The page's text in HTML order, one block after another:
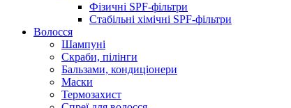
Фізичні SPF-фільтри
Стабільні хімічні SPF-фільтри
Волосся
Шампуні
Скраби, пілінги
Бальзами, кондиціонери
Маски
Термозахист